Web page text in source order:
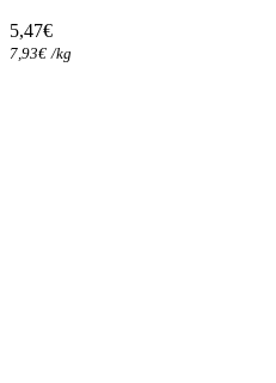
5,47€
7,93€ /kg